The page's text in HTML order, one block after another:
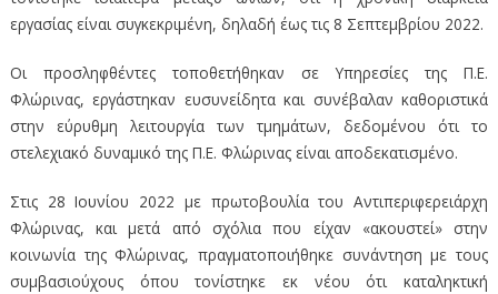
εργασίας είναι συγκεκριμένη, δηλαδή έως τις 8 Σεπτεμβρίου 2022.
Οι προσληφθέντες τοποθετήθηκαν σε Υπηρεσίες της Π.Ε.
Φλώρινας, εργάστηκαν ευσυνείδητα και συνέβαλαν καθοριστικά
στην εύρυθμη λειτουργία των τμημάτων, δεδομένου ότι το
στελεχιακό δυναμικό της Π.Ε. Φλώρινας είναι αποδεκατισμένο.
Στις 28 Ιουνίου 2022 με πρωτοβουλία του Αντιπεριφερειάρχη
Φλώρινας, και μετά από σχόλια που είχαν «ακουστεί» στην
κοινωνία της Φλώρινας, πραγματοποιήθηκε συνάντηση με τους
συμβασιούχους όπου τονίστηκε εκ νέου ότι καταληκτική